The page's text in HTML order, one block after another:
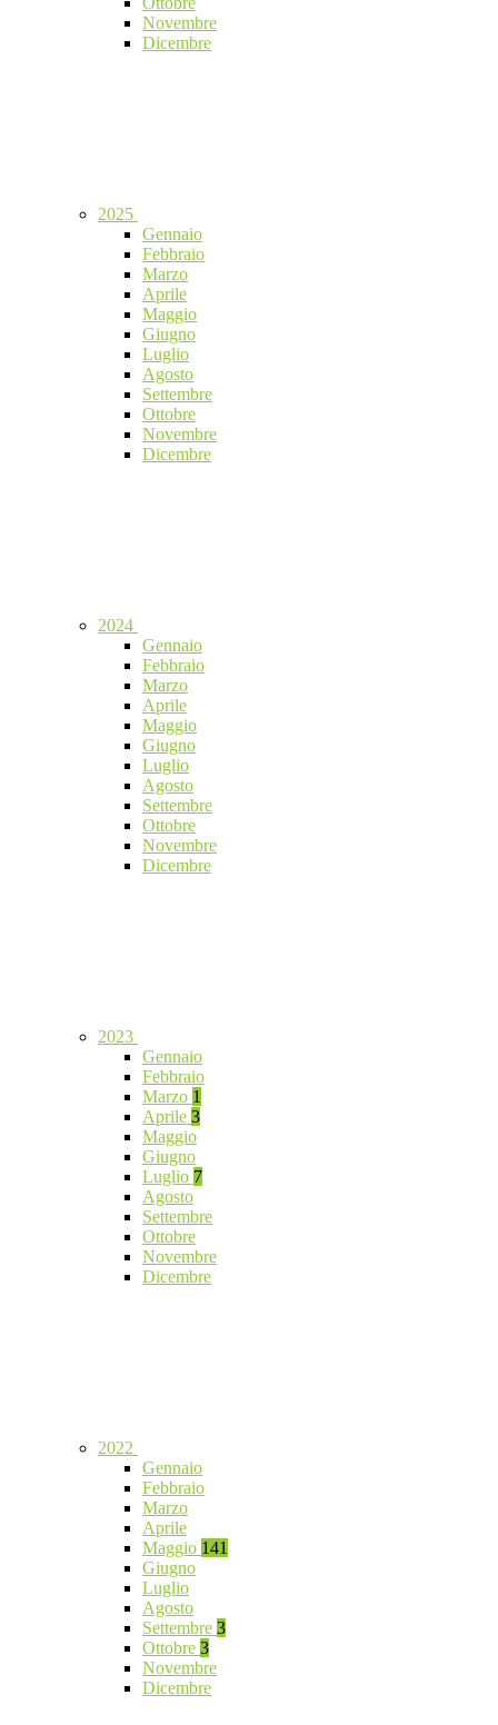
Novembre
Dicembre
2025
Gennaio
Febbraio
Marzo
Aprile
Maggio
Giugno
Luglio
Agosto
Settembre
Ottobre
Novembre
Dicembre
2024
Gennaio
Febbraio
Marzo
Aprile
Maggio
Giugno
Luglio
Agosto
Settembre
Ottobre
Novembre
Dicembre
2023
Gennaio
Febbraio
Marzo 1
Aprile 3
Maggio
Giugno
Luglio 7
Agosto
Settembre
Ottobre
Novembre
Dicembre
2022
Gennaio
Febbraio
Marzo
Aprile
Maggio 141
Giugno
Luglio
Agosto
Settembre 3
Ottobre 3
Novembre
Dicembre